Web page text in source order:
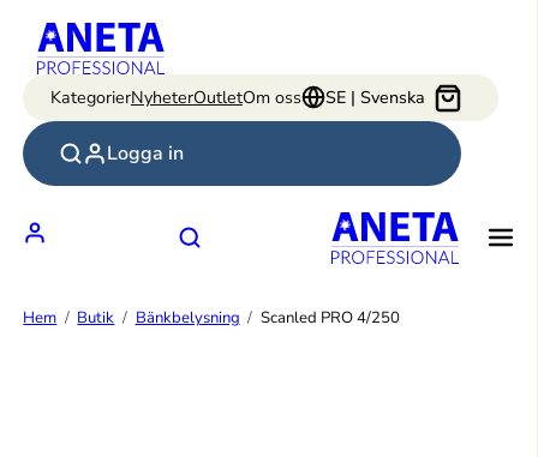
Hoppa
innehåll
KategorierNyheterOutletOm oss SE | Svenska
Logga in
Hem Butik Bänkbelysning Scanled PRO 4/250